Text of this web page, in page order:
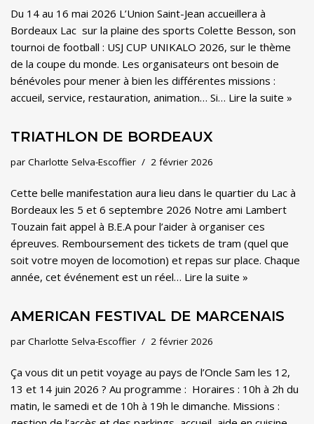
Du 14 au 16 mai 2026 L’Union Saint-Jean accueillera à
Bordeaux Lac sur la plaine des sports Colette Besson, son
tournoi de football : USJ CUP UNIKALO 2026, sur le thème
de la coupe du monde. Les organisateurs ont besoin de
bénévoles pour mener à bien les différentes missions :
accueil, service, restauration, animation… Si… Lire la suite »
TRIATHLON DE BORDEAUX
par Charlotte Selva-Escoffier 2 février 2026
Cette belle manifestation aura lieu dans le quartier du Lac à
Bordeaux les 5 et 6 septembre 2026 Notre ami Lambert
Touzain fait appel à B.E.A pour l’aider à organiser ces
épreuves. Remboursement des tickets de tram (quel que
soit votre moyen de locomotion) et repas sur place. Chaque
année, cet événement est un réel… Lire la suite »
AMERICAN FESTIVAL DE MARCENAIS
par Charlotte Selva-Escoffier 2 février 2026
Ça vous dit un petit voyage au pays de l’Oncle Sam les 12,
13 et 14 juin 2026 ? Au programme : Horaires : 10h à 2h du
matin, le samedi et de 10h à 19h le dimanche. Missions :